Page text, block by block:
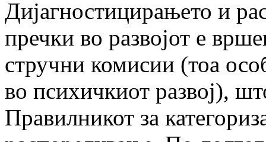
Дијагностицирањето и
пречки во развојот е
стручни комисии (тоа
во психичкиот развој),
Правилникот за